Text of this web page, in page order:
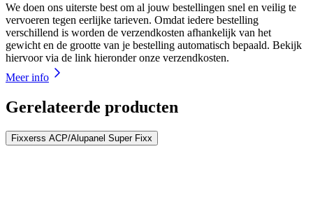
We doen ons uiterste best om al jouw bestellingen snel en veilig te
vervoeren tegen eerlijke tarieven. Omdat iedere bestelling
verschillend is worden de verzendkosten afhankelijk van het
gewicht en de grootte van je bestelling automatisch bepaald. Bekijk
hiervoor via de link hieronder onze verzendkosten.
Meer info
Gerelateerde producten
Fixxerss ACP/Alupanel Super Fixx